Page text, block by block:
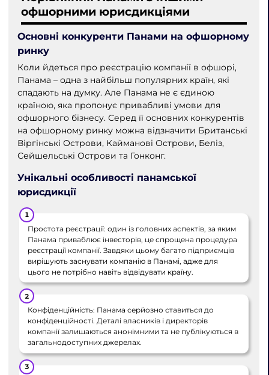
офшорними юрисдикціями
Основні конкуренти Панами на офшорному
ринку
Коли йдеться про реєстрацію компанії в офшорі,
Панама – одна з найбільш популярних країн, які
спадають на думку. Але Панама не є єдиною
країною, яка пропонує привабливі умови для
офшорного бізнесу. Серед її основних конкурентів
на офшорному ринку можна відзначити Британські
Віргінські Острови, Кайманові Острови, Беліз,
Сейшельські Острови та Гонконг.
Унікальні особливості панамської
юрисдикції
Простота реєстрації: один із головних аспектів, за яким
Панама приваблює інвесторів, це спрощена процедура
реєстрації компанії. Завдяки цьому багато підприємців
вирішують заснувати компанію в Панамі, адже для
цього не потрібно навіть відвідувати країну.
Конфіденційність: Панама серйозно ставиться до
конфіденційності. Деталі власників і директорів
компанії залишаються анонімними та не публікуються в
загальнодоступних джерелах.